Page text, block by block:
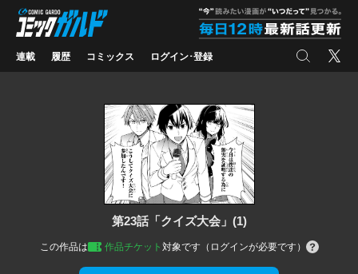
コミックガルド
連載 履歴 コミックス ログイン･登録 検索 X
第23話「クイズ大会」(1)
この作品は 作品チケット 対象です（ログインが必要です）